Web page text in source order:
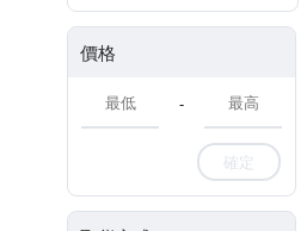
價格
-
確定